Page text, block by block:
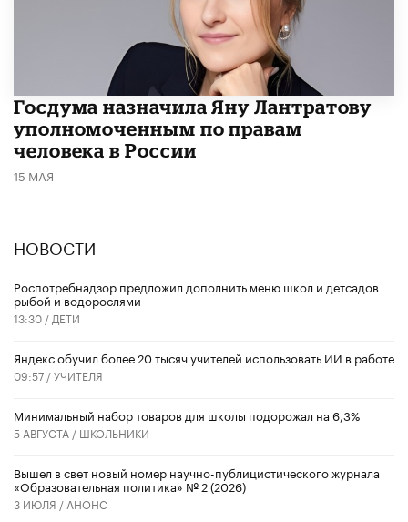
Госдума назначила Яну Лантратову
уполномоченным по правам
человека в России
15 МАЯ
НОВОСТИ
Роспотребнадзор предложил дополнить меню школ и детсадов
рыбой и водорослями
13:30 / ДЕТИ
​Яндекс обучил более 20 тысяч учителей использовать ИИ в работе
09:57 /УЧИТЕЛЯ
Минимальный набор товаров для школы подорожал на 6,3%
5 АВГУСТА / ШКОЛЬНИКИ
Вышел в свет новый номер научно-публицистического журнала
«Образовательная политика» № 2 (2026)
3 ИЮЛЯ / АНОНС